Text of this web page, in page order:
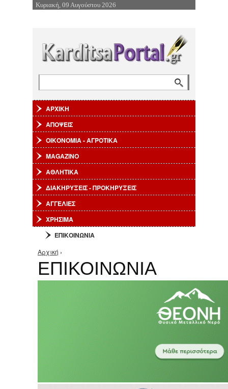
Επιστροφή στην Πλοήγηση
Κυριακή, 09 Αυγούστου 2026
ΑΡΧΙΚΗ
ΑΠΟΨΕΙΣ
ΟΙΚΟΝΟΜΙΑ - ΑΓΡΟΤΙΚΑ
MAGAZINO
ΑΘΛΗΤΙΚΑ
ΔΙΑΚΗΡΥΞΕΙΣ - ΠΡΟΚΗΡΥΞΕΙΣ
ΑΓΓΕΛΙΕΣ
ΧΡΗΣΙΜΑ
ΕΠΙΚΟΙΝΩΝΙΑ
Είστε εδώ
Αρχική ›
ΕΠΙΚΟΙΝΩΝΙΑ